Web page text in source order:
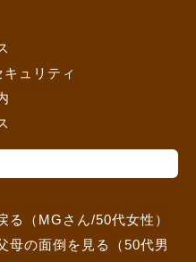
ュリティ
る（MGさん/50代女性）
母の面倒を見る（50代男